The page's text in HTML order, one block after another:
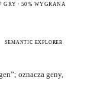
GRY · 50% WYGRANA
SEMANTIC EXPLORER
oznacza geny,